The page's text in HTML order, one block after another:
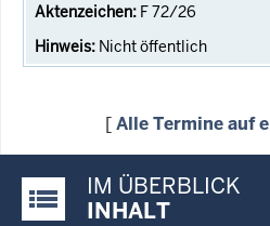
F 72/26
Nicht öffentlich
[Alle Termine auf
Justiz-Portal im
IM ÜBERBLICK
INHALT